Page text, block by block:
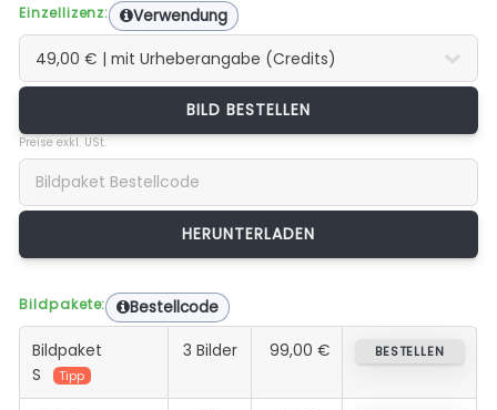
Einzellizenz: Verwendung
BILD BESTELLEN
Preise exkl. USt.
Bildpakete: Bestellcode
Bildpaket
S
Tipp
3 Bilder 99,00 € BESTELLEN